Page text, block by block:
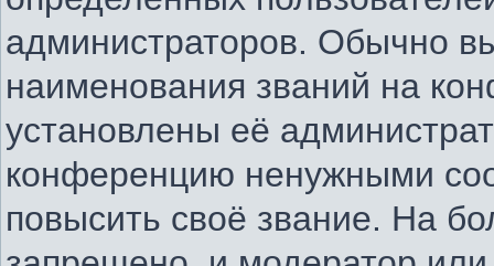
администраторов. Обычно
наименования званий на
установлены её
конференцию ненужными
повысить своё звание. На